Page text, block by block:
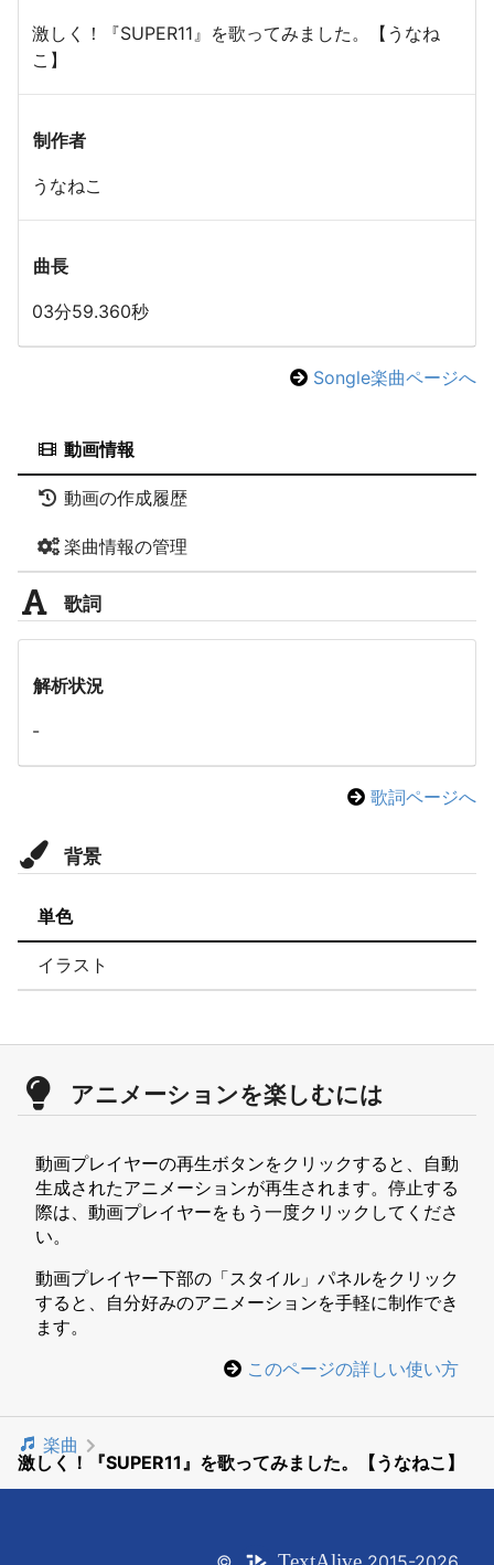
激しく！『SUPER11』を歌ってみました。【うなね
こ】
制作者
うなねこ
曲長
03分59.360秒
Songle楽曲ページへ
動画情報
動画の作成履歴
楽曲情報の管理
歌詞
解析状況
-
歌詞ページへ
背景
単色
イラスト
アニメーションを楽しむには
動画プレイヤーの再生ボタンをクリックすると、自動
生成されたアニメーションが再生されます。停止する
際は、動画プレイヤーをもう一度クリックしてくださ
い。
動画プレイヤー下部の「スタイル」パネルをクリック
すると、自分好みのアニメーションを手軽に制作でき
ます。
このページの詳しい使い方
楽曲
激しく！『SUPER11』を歌ってみました。【うなねこ】